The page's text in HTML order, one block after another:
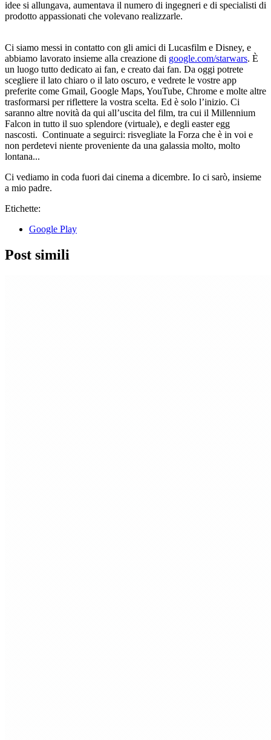
idee si allungava, aumentava il numero di ingegneri e di specialisti di
prodotto appassionati che volevano realizzarle.
Ci siamo messi in contatto con gli amici di Lucasfilm e Disney, e
abbiamo lavorato insieme alla creazione di google.com/starwars. È
un luogo tutto dedicato ai fan, e creato dai fan. Da oggi potrete
scegliere il lato chiaro o il lato oscuro, e vedrete le vostre app
preferite come Gmail, Google Maps, YouTube, Chrome e molte altre
trasformarsi per riflettere la vostra scelta. Ed è solo l’inizio. Ci
saranno altre novità da qui all’uscita del film, tra cui il Millennium
Falcon in tutto il suo splendore (virtuale), e degli easter egg
nascosti. Continuate a seguirci: risvegliate la Forza che è in voi e
non perdetevi niente proveniente da una galassia molto, molto
lontana...
Ci vediamo in coda fuori dai cinema a dicembre. Io ci sarò, insieme
a mio padre.
Etichette:
Google Play
Post simili